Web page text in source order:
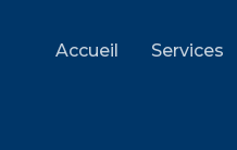
Accueil Services